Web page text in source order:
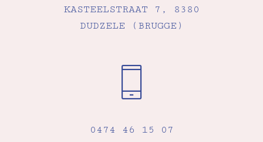
KASTEELSTRAAT 7, 8380
DUDZELE (BRUGGE)
0474 46 15 07